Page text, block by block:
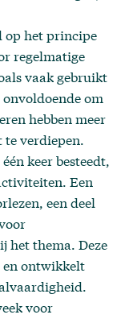
op het principe
regelmatige
vaak gebruikt
om
hebben meer
te verdiepen.
keer besteedt,
Een
een deel
het thema. Deze
ontwikkelt
voor